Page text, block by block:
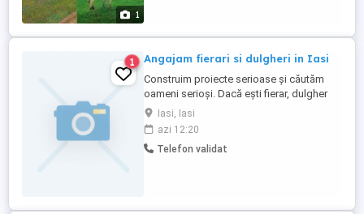
1
1 Angajam fierari si dulgheri in Iasi
Construim proiecte serioase și căutăm
oameni serioși. Dacă ești fierar, dulgher
sau ai experiență ca șef de echipă și cauți
un loc de muncă stabil, vrem să discutăm.
Ce oferim: -Contract de muncă și
colaborare pe termen lung. -Salariu
Iasi, Iasi
azi 12:20
Telefon validat